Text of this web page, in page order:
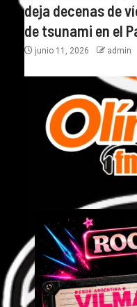
deja decenas de
de tsunami en el
junio 11, 2026 admin